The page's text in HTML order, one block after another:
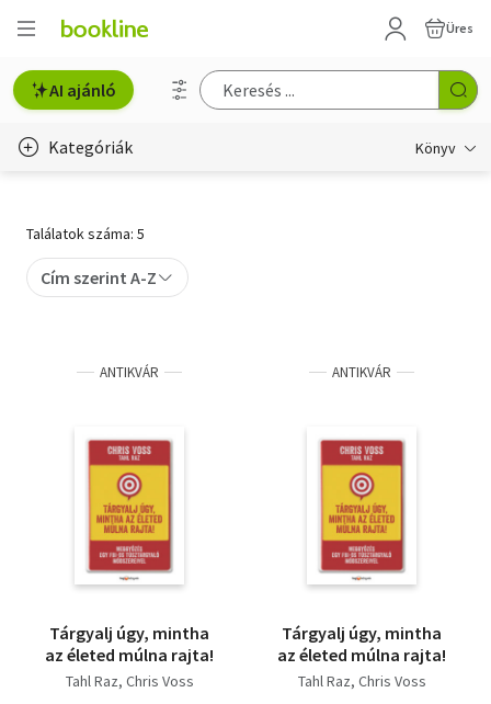
Üres
AI ajánló
Kategóriák Könyv
Gyermek- és ifjúsági
Művészet
Szótár, nyelvkönyv
Tankönyv, segédkönyv
Társadalomtudomány
Természettudomány
Találatok száma: 5
Cím szerint A-Z
ANTIKVÁR
Tárgyalj úgy, mintha
az életed múlna rajta!
Tahl Raz Chris Voss
ANTIKVÁR
Tárgyalj úgy, mintha
az életed múlna rajta!
Tahl Raz Chris Voss